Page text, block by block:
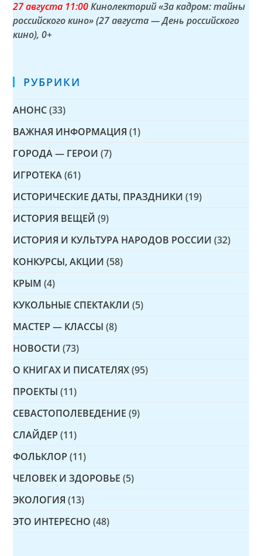
27 августа 11:00Кинолекторий «За кадром: тайны
российского кино» (27 августа — День российского
кино), 0+
РУБРИКИ
АНОНС (33)
ВАЖНАЯ ИНФОРМАЦИЯ (1)
ГОРОДА — ГЕРОИ (7)
ИГРОТЕКА (61)
ИСТОРИЧЕСКИЕ ДАТЫ, ПРАЗДНИКИ (19)
ИСТОРИЯ ВЕЩЕЙ (9)
ИСТОРИЯ И КУЛЬТУРА НАРОДОВ РОССИИ (32)
КОНКУРСЫ, АКЦИИ (58)
КРЫМ (4)
КУКОЛЬНЫЕ СПЕКТАКЛИ (5)
МАСТЕР — КЛАССЫ (8)
НОВОСТИ (73)
О КНИГАХ И ПИСАТЕЛЯХ (95)
ПРОЕКТЫ (11)
СЕВАСТОПОЛЕВЕДЕНИЕ (9)
СЛАЙДЕР (11)
ФОЛЬКЛОР (11)
ЧЕЛОВЕК И ЗДОРОВЬЕ (5)
ЭКОЛОГИЯ (13)
ЭТО ИНТЕРЕСНО (48)